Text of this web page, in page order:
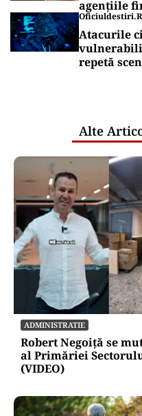
agențiile
Atacurile
repetă
Alte
ADMINISTRATIE
Robert Negoiță se
al Primăriei
(VIDEO)